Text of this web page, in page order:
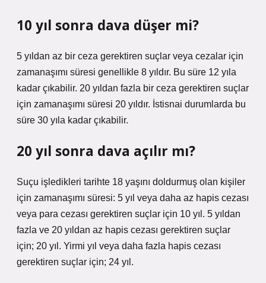
10 yıl sonra dava düşer mi?
5 yıldan az bir ceza gerektiren suçlar veya cezalar için
zamanaşımı süresi genellikle 8 yıldır. Bu süre 12 yıla
kadar çıkabilir. 20 yıldan fazla bir ceza gerektiren suçlar
için zamanaşımı süresi 20 yıldır. İstisnai durumlarda bu
süre 30 yıla kadar çıkabilir.
20 yıl sonra dava açılır mı?
Suçu işledikleri tarihte 18 yaşını doldurmuş olan kişiler
için zamanaşımı süresi: 5 yıl veya daha az hapis cezası
veya para cezası gerektiren suçlar için 10 yıl. 5 yıldan
fazla ve 20 yıldan az hapis cezası gerektiren suçlar
için; 20 yıl. Yirmi yıl veya daha fazla hapis cezası
gerektiren suçlar için; 24 yıl.